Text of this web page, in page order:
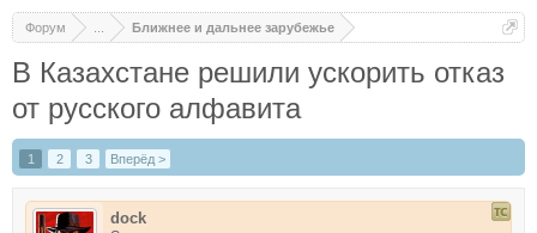
Форум Ближнее и дальнее зарубежье
В Казахстане решили ускорить отказ
от русского алфавита
1 2 3 Вперёд >
dock